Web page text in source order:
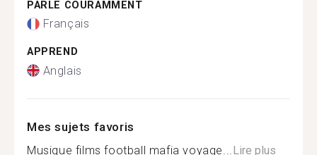
PARLE COURAMMENT
Français
APPREND
Anglais
Mes sujets favoris
Musique films football mafia voyage... Lire plus